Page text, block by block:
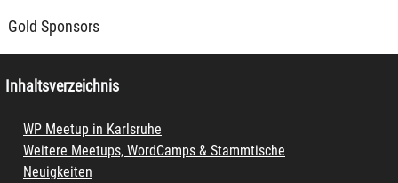
Gold Sponsors
Inhaltsverzeichnis
WP Meetup in Karlsruhe
Weitere Meetups, WordCamps & Stammtische
Neuigkeiten